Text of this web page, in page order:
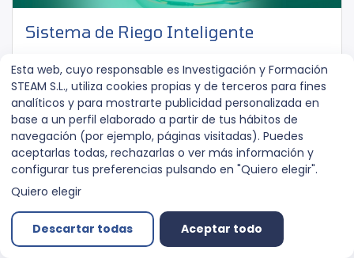
Sistema de Riego Inteligente
Intermedio Entrenadores
15 horas 28pasos
Esta web, cuyo responsable es Investigación y Formación
STEAM S.L., utiliza cookies propias y de terceros para fines
analíticos y para mostrarte publicidad personalizada en
base a un perfil elaborado a partir de tus hábitos de
navegación (por ejemplo, páginas visitadas). Puedes
aceptarlas todas, rechazarlas o ver más información y
configurar tus preferencias pulsando en "Quiero elegir".
Quiero elegir
Descartar todas Aceptar todo